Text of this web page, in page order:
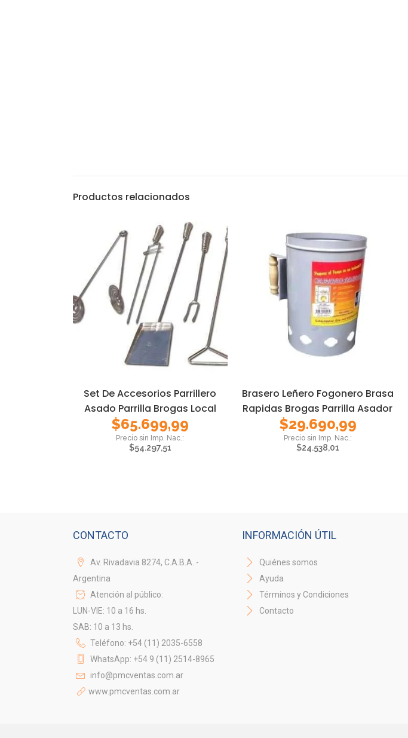
Productos relacionados
Set De Accesorios Parrillero
Asado Parrilla Brogas Local
$65.699,99
$54.297,51
Brasero Leñero Fogonero Brasa
Rapidas Brogas Parrilla Asador
$29.690,99
$24.538,01
CONTACTO
Av. Rivadavia 8274, C.A.B.A. -
Argentina
Atención al público:
LUN-VIE: 10 a 16 hs.
SAB: 10 a 13 hs.
Teléfono: +54 (11) 2035-6558
WhatsApp: +54 9 (11) 2514-8965
info@pmcventas.com.ar
www.pmcventas.com.ar
INFORMACIÓN ÚTIL
Quiénes somos
Ayuda
Términos y Condiciones
Contacto